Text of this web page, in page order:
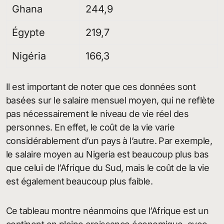
Ghana
244,9
Égypte
219,7
Nigéria
166,3
Il est important de noter que ces données sont
basées sur le salaire mensuel moyen, qui ne reflète
pas nécessairement le niveau de vie réel des
personnes. En effet, le coût de la vie varie
considérablement d’un pays à l’autre. Par exemple,
le salaire moyen au Nigeria est beaucoup plus bas
que celui de l’Afrique du Sud, mais le coût de la vie
est également beaucoup plus faible.
Ce tableau montre néanmoins que l’Afrique est un